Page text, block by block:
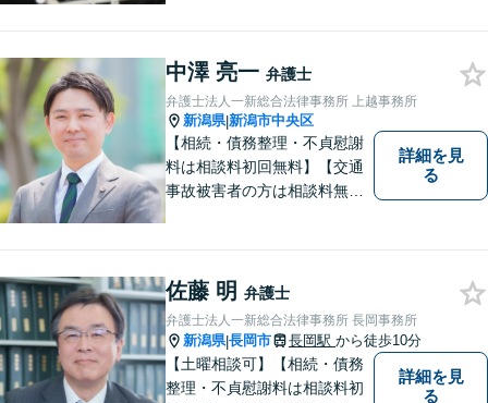
業・行政窓口など適切な相談
先をご紹介しています。
中澤 亮一 弁護士
弁護士法人一新総合法律事務所 上越事務所
新潟県|新潟市中央区
【相続・債務整理・不貞慰謝
料は相談料初回無料】【交通
事故被害者の方は相談料無料
思っています。
詳細を見
る
佐藤 明 弁護士
弁護士法人一新総合法律事務所 長岡事務所
新潟県|長岡市 長岡駅 から徒歩10分
【土曜相談可】【相続・債務
整理・不貞慰謝料は相談料初
詳細を見
る